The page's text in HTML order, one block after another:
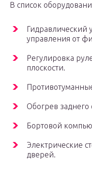
В список
Гидравлический
управления от
Регулировка
плоскости.
Обогрев заднего
Бортовой
Электрические
дверей.